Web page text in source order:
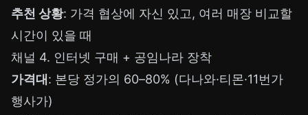
추천 상황: 가격 협상에 자신 있고, 여러 매장 비교할
시간이 있을 때
채널 4. 인터넷 구매 + 공임나라 장착
가격대 : 본당 정가의 60–80% (다나와·티몬·11번가
행사가)